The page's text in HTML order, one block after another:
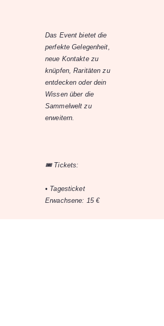
Das Event bietet die
perfekte Gelegenheit,
neue Kontakte zu
knüpfen, Raritäten zu
entdecken oder dein
Wissen über die
Sammelwelt zu
erweitern.
🎟️ Tickets:
• Tagesticket
Erwachsene: 15 €